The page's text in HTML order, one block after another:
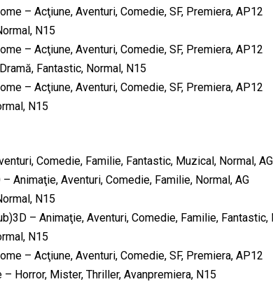
– Acţiune, Aventuri, Comedie, SF, Premiera, AP12
N15
– Acţiune, Aventuri, Comedie, SF, Premiera, AP12
Fantastic, Normal, N15
– Acţiune, Aventuri, Comedie, SF, Premiera, AP12
N15
Comedie, Familie, Fantastic, Muzical, Normal, AG
Animaţie, Aventuri, Comedie, Familie, Normal, AG
N15
– Animaţie, Aventuri, Comedie, Familie, Fantastic,
N15
– Acţiune, Aventuri, Comedie, SF, Premiera, AP12
Horror, Mister, Thriller, Avanpremiera, N15